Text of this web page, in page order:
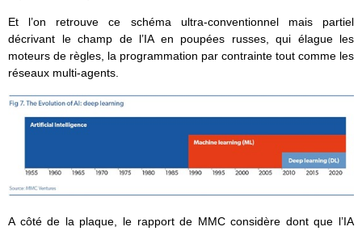
Et l’on retrouve ce schéma ultra-conventionnel mais partiel
décrivant le champ de l’IA en poupées russes, qui élague les
moteurs de règles, la programmation par contrainte tout comme les
réseaux multi-agents.
A côté de la plaque, le rapport de MMC considère dont que l’IA